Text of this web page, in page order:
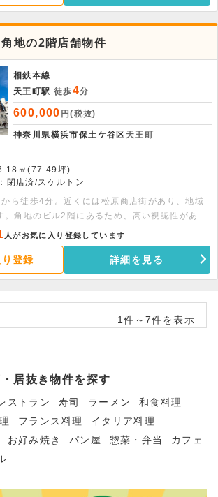
地の2階店舗物件
相鉄本線
天王町駅 徒歩4分
600,000 円(税抜)
神奈川県横浜市保土ケ谷区 天王町
㎡(77.49坪)
閉店済/スケルトン
ら徒歩4分。近くには松原商店街があり、地域
。角地のビル2階にあるため、高い視認性があ
も可能です。ご興味のある方はお問い合わせくだ
人がお気に入り登録しています
登録 詳細を見る
1件～7件を表示
居抜き物件を探す
ストラン 寿司 ラーメン
和食料理
フランス料理
イタリア料理
お好み焼き パン屋 惣菜・弁当
カフェ